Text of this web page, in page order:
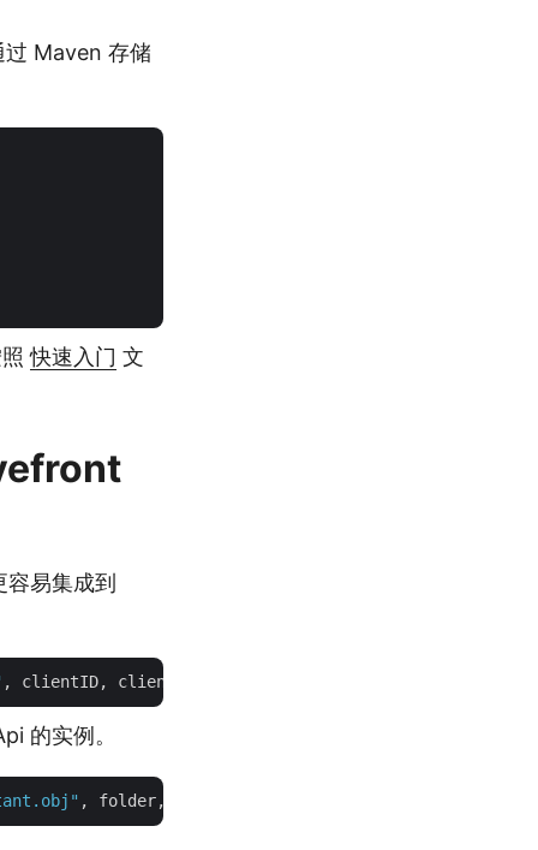
过 Maven 存储
照快速入门 文
易集成到
的实例。
, folder,